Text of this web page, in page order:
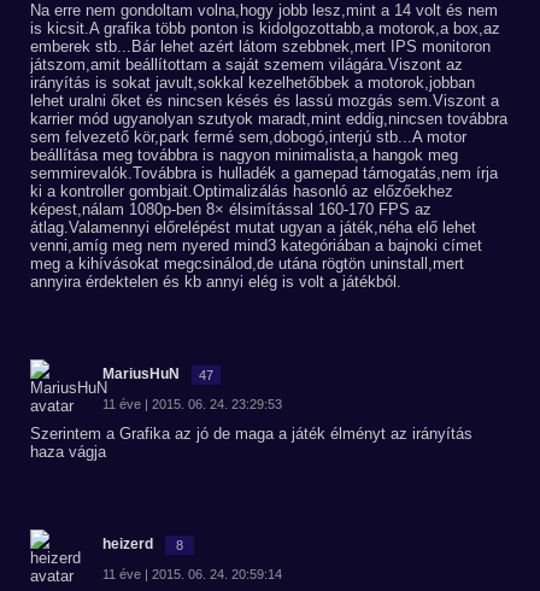
Na erre nem gondoltam volna,hogy jobb lesz,mint a 14 volt és nem
is kicsit.A grafika több ponton is kidolgozottabb,a motorok,a box,az
emberek stb...Bár lehet azért látom szebbnek,mert IPS monitoron
játszom,amit beállítottam a saját szemem világára.Viszont az
irányítás is sokat javult,sokkal kezelhetőbbek a motorok,jobban
lehet uralni őket és nincsen késés és lassú mozgás sem.Viszont a
karrier mód ugyanolyan szutyok maradt,mint eddig,nincsen továbbra
sem felvezető kör,park fermé sem,dobogó,interjú stb...A motor
beállítása meg továbbra is nagyon minimalista,a hangok meg
semmirevalók.Továbbra is hulladék a gamepad támogatás,nem írja
ki a kontroller gombjait.Optimalizálás hasonló az előzőekhez
képest,nálam 1080p-ben 8× élsimítással 160-170 FPS az
átlag.Valamennyi előrelépést mutat ugyan a játék,néha elő lehet
venni,amíg meg nem nyered mind3 kategóriában a bajnoki címet
meg a kihívásokat megcsinálod,de utána rögtön uninstall,mert
annyira érdektelen és kb annyi elég is volt a játékból.
MariusHuN 47
11 éve | 2015. 06. 24. 23:29:53
Szerintem a Grafika az jó de maga a játék élményt az irányítás
haza vágja
heizerd 8
11 éve | 2015. 06. 24. 20:59:14